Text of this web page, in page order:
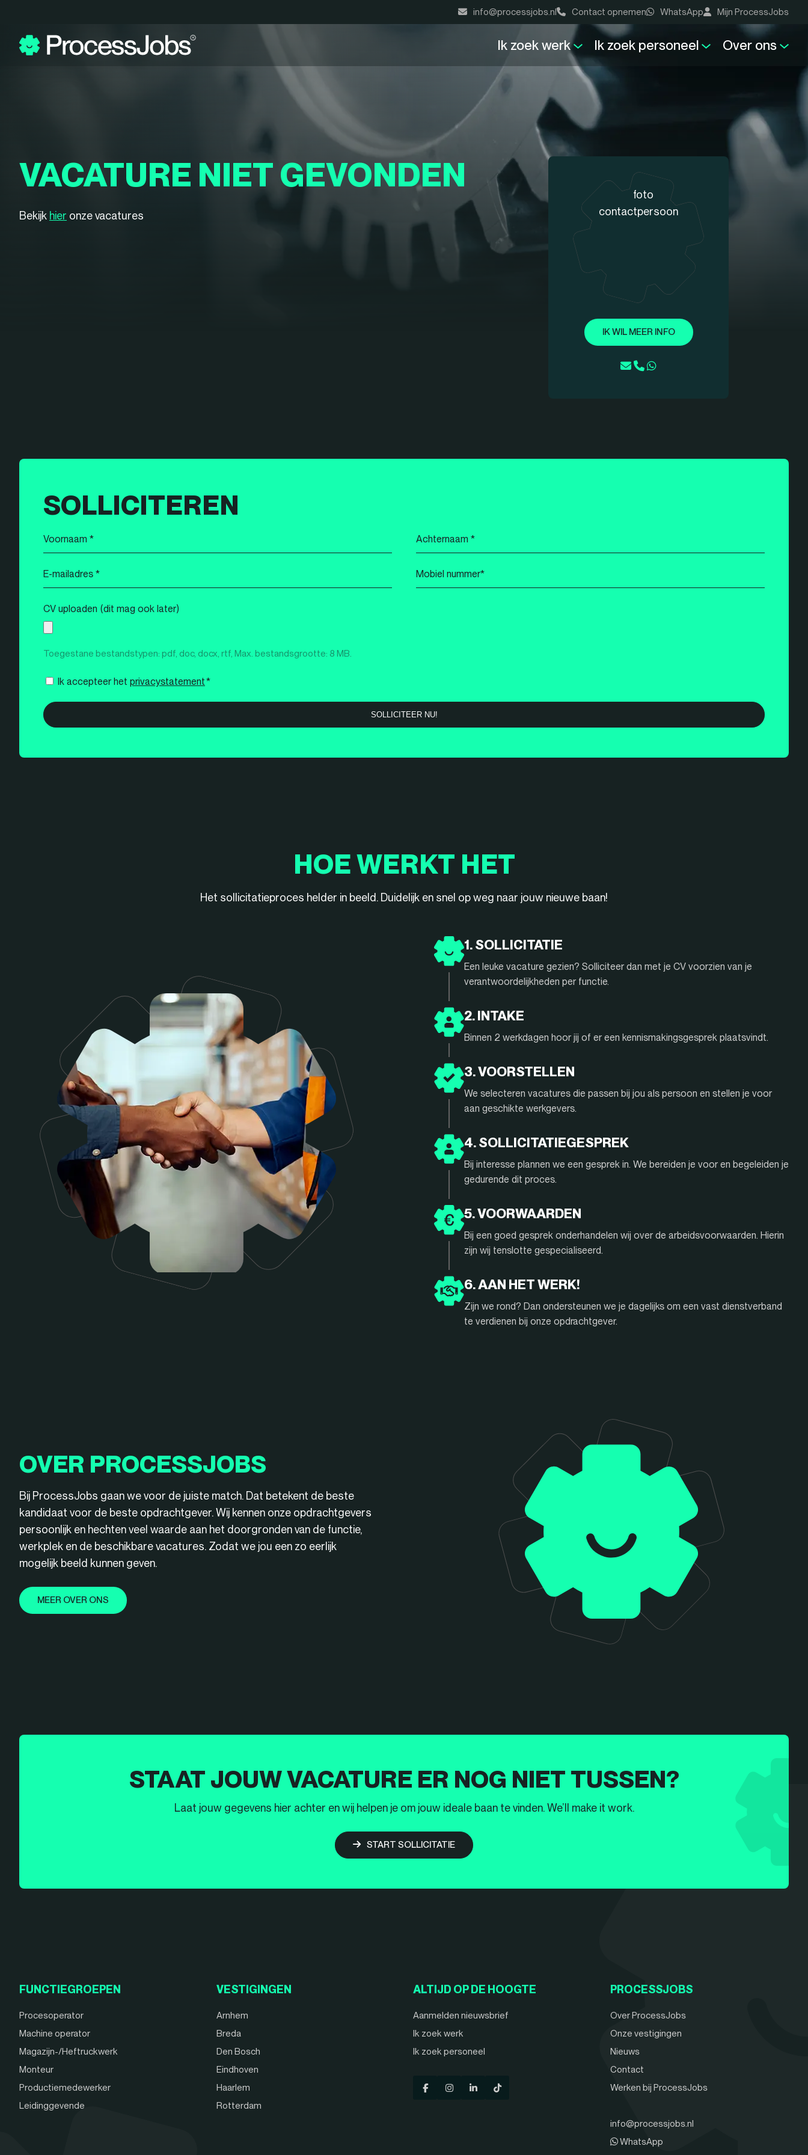
info@processjobs.nl Contact opnemen WhatsApp Mijn ProcessJobs
Ik zoek werk Ik zoek personeel Over ons
VACATURE NIET GEVONDEN
Bekijk hier onze vacatures
IK WIL MEER INFO
SOLLICITEREN
Voornaam
*
Achternaam
*
E-
mailadres
*
Mobiel
nummer
CV uploaden (dit mag ook later)
Toegestane bestandstypen: pdf, doc, docx, rtf, Max. bestandsgrootte: 8 MB.
Instemming
Ik accepteer het privacystatement*
HOE WERKT HET
Het sollicitatieproces helder in beeld. Duidelijk en snel op weg naar jouw nieuwe baan!
1. SOLLICITATIE
Een leuke vacature gezien? Solliciteer dan met je CV voorzien van je
verantwoordelijkheden per functie.
2. INTAKE
Binnen 2 werkdagen hoor jij of er een kennismakingsgesprek plaatsvindt.
3. VOORSTELLEN
We selecteren vacatures die passen bij jou als persoon en stellen je voor
aan geschikte werkgevers.
4. SOLLICITATIEGESPREK
Bij interesse plannen we een gesprek in. We bereiden je voor en begeleiden je
gedurende dit proces.
5. VOORWAARDEN
Bij een goed gesprek onderhandelen wij over de arbeidsvoorwaarden. Hierin
zijn wij tenslotte gespecialiseerd.
6. AAN HET WERK!
Zijn we rond? Dan ondersteunen we je dagelijks om een vast dienstverband
te verdienen bij onze opdrachtgever.
OVER PROCESSJOBS
Bij ProcessJobs gaan we voor de juiste match. Dat betekent de beste
kandidaat voor de beste opdrachtgever. Wij kennen onze opdrachtgevers
persoonlijk en hechten veel waarde aan het doorgronden van de functie,
werkplek en de beschikbare vacatures. Zodat we jou een zo eerlijk
mogelijk beeld kunnen geven.
MEER OVER ONS
STAAT JOUW VACATURE ER NOG NIET TUSSEN?
Laat jouw gegevens hier achter en wij helpen je om jouw ideale baan te vinden. We’ll make it work.
START SOLLICITATIE
FUNCTIEGROEPEN
Procesoperator
Machine operator
Magazijn-/Heftruckwerk
Monteur
Productiemedewerker
Leidinggevende
VESTIGINGEN
Arnhem
Breda
Den Bosch
Eindhoven
Haarlem
Rotterdam
ALTIJD OP DE HOOGTE
Aanmelden nieuwsbrief
Ik zoek werk
Ik zoek personeel
PROCESSJOBS
Over ProcessJobs
Onze vestigingen
Nieuws
Contact
Werken bij ProcessJobs
info@processjobs.nl
WhatsApp